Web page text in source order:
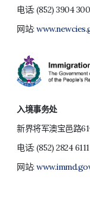
电话:(852) 3904
网站:
入境事务处
新界将军澳宝邑路
电话:(852) 2824 6111
网站: